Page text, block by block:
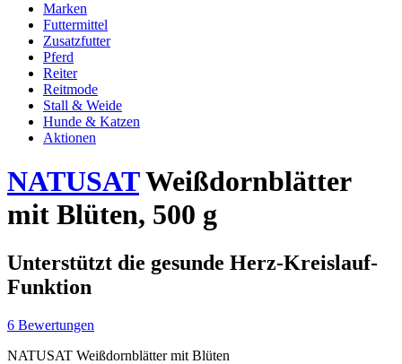
Marken
Futtermittel
Zusatzfutter
Pferd
Reiter
Reitmode
Stall & Weide
Hunde & Katzen
Aktionen
NATUSATWeißdornblätter
mit Blüten, 500 g
Unterstützt die gesunde Herz-Kreislauf-
Funktion
6 Bewertungen
NATUSAT Weißdornblätter mit Blüten